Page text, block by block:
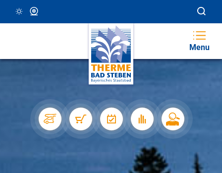
15 °C, Klar/Sonnig
Menu